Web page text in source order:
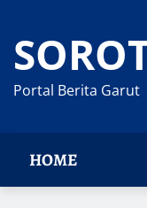
content
Portal Berita Garut
HOME